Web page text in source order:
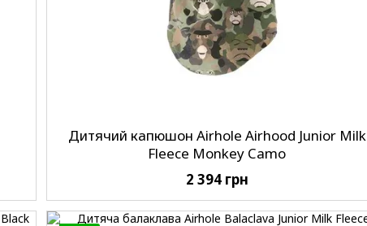
Дитячий капюшон Airhole Airhood Junior Milk
Fleece Monkey Camo
2 394 грн